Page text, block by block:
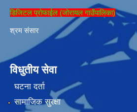
डिजिटल प्रोफाईल (जोरायल गाउँपालिका)
श्रम संसार
विधुतीय सेवा
घटना दर्ता
सामाजिक सुरक्षा